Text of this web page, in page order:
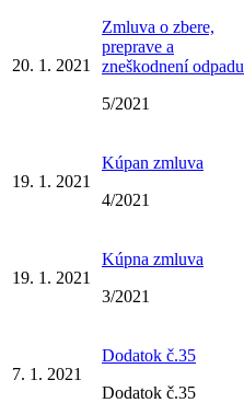
20. 1. 2021
Zmluva o zbere,
preprave a
zneškodnení odpadu
5/2021
19. 1. 2021
Kúpan zmluva
4/2021
19. 1. 2021
Kúpna zmluva
3/2021
7. 1. 2021
Dodatok č.35
Dodatok č.35